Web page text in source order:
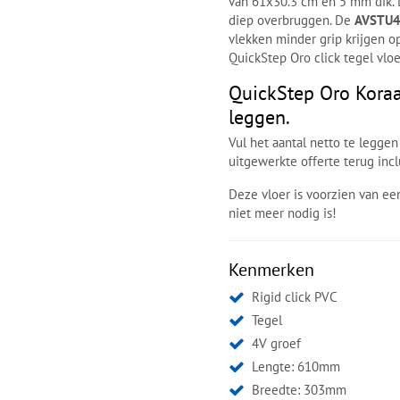
diep overbruggen. De
vlekken minder grip krijgen
QuickStep Oro click tegel
QuickStep Oro
leggen.
Vul het aantal netto te
uitgewerkte offerte terug
Deze vloer is voorzien van
niet meer nodig is!
Kenmerken
Rigid click PVC
Tegel
4V groef
Lengte: 610mm
Breedte: 303mm